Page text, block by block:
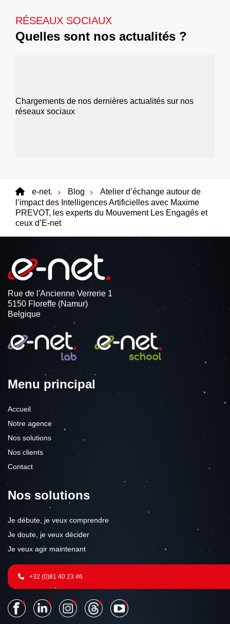
RÉSEAUX SOCIAUX
Quelles sont nos actualités ?
Chargements de nos dernières actualités sur nos
réseaux sociaux
e-net. Blog
Atelier d’échange autour de
l’impact des Intelligences Artificielles avec Maxime
PREVOT, les experts du Mouvement Les Engagés et
ceux d’E-net
Rue de l'Ancienne Verrerie 1
5150 Floreffe (Namur)
Belgique
Menu principal
Accueil
Notre agence
Nos solutions
Nos clients
Contact
Nos solutions
Je débute, je veux comprendre
Je doute, je veux décider
Je veux agir maintenant
+32 (0)81 40 23 46